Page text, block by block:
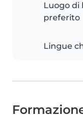
Luogo di
preferito
Lingue